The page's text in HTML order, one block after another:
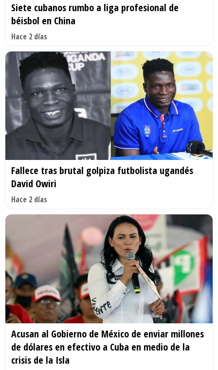
Siete cubanos rumbo a liga profesional de
béisbol en China
Hace 2 días
Fallece tras brutal golpiza futbolista ugandés
David Owiri
Hace 2 días
Acusan al Gobierno de México de enviar millones
de dólares en efectivo a Cuba en medio de la
crisis de la Isla